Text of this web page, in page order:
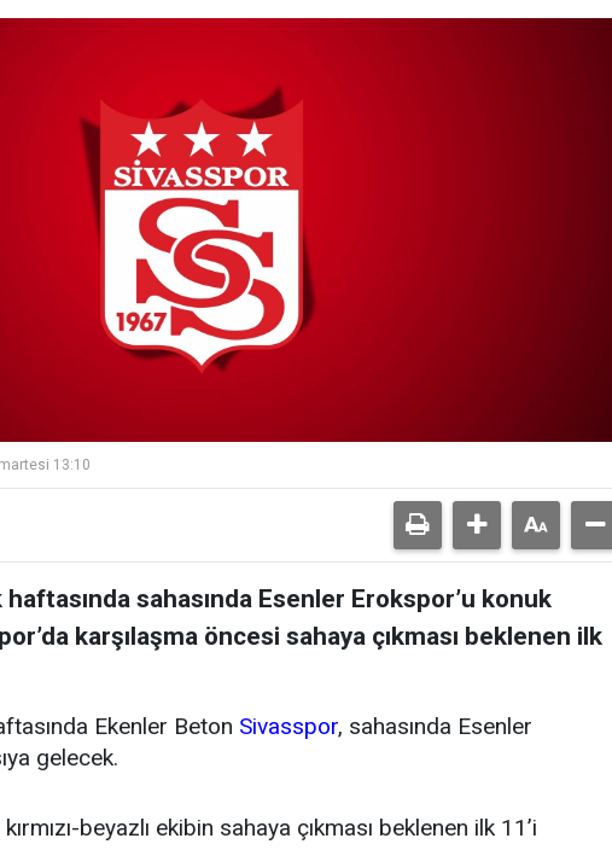
13:10
sahasında Esenler Erokspor’u konuk
karşılaşma öncesi sahaya çıkması beklenen ilk
Ekenler Beton Sivasspor, sahasında Esenler
gelecek.
beyazlı ekibin sahaya çıkması beklenen ilk 11’i